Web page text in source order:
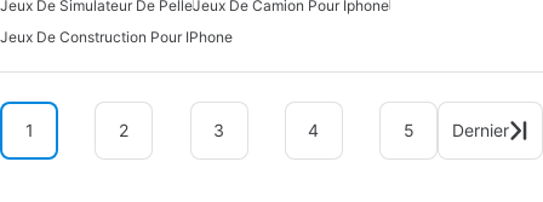
Jeux De Simulateur De PelleJeux De Camion Pour Iphone
Jeux De Construction Pour IPhone
1 2 3 4 5 Dernier